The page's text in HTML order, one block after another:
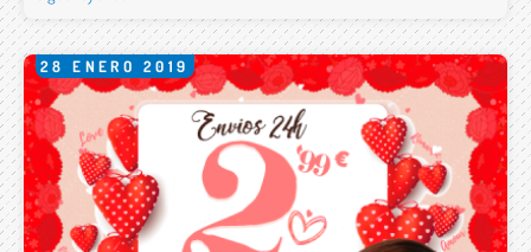
28 ENERO 2019